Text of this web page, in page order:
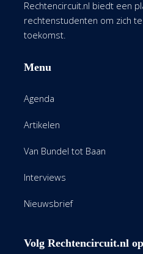
Rechtencircuit.nl biedt een
rechtenstudenten om zich
toekomst.
Menu
Agenda
Artikelen
Van Bundel tot Baan
Interviews
Nieuwsbrief
Volg Rechtencircuit.nl